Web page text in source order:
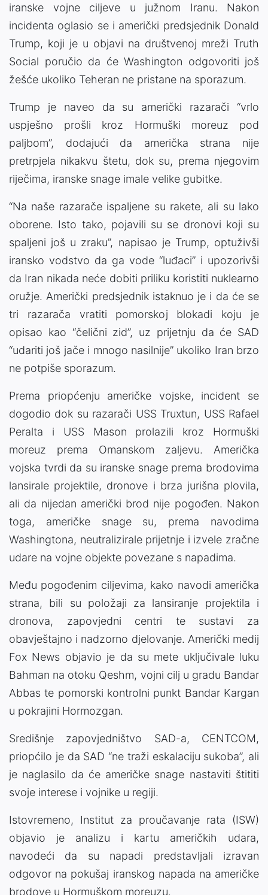
iranske vojne ciljeve u južnom Iranu. Nakon
incidenta oglasio se i američki predsjednik Donald
Trump, koji je u objavi na društvenoj mreži Truth
Social poručio da će Washington odgovoriti još
žešće ukoliko Teheran ne pristane na sporazum.
Trump je naveo da su američki razarači “vrlo
uspješno prošli kroz Hormuški moreuz pod
paljbom”, dodajući da američka strana nije
pretrpjela nikakvu štetu, dok su, prema njegovim
riječima, iranske snage imale velike gubitke.
“Na naše razarače ispaljene su rakete, ali su lako
oborene. Isto tako, pojavili su se dronovi koji su
spaljeni još u zraku”, napisao je Trump, optuživši
iransko vodstvo da ga vode “luđaci” i upozorivši
da Iran nikada neće dobiti priliku koristiti nuklearno
oružje. Američki predsjednik istaknuo je i da će se
tri razarača vratiti pomorskoj blokadi koju je
opisao kao “čelični zid”, uz prijetnju da će SAD
“udariti još jače i mnogo nasilnije” ukoliko Iran brzo
ne potpiše sporazum.
Prema priopćenju američke vojske, incident se
dogodio dok su razarači USS Truxtun, USS Rafael
Peralta i USS Mason prolazili kroz Hormuški
moreuz prema Omanskom zaljevu. Američka
vojska tvrdi da su iranske snage prema brodovima
lansirale projektile, dronove i brza jurišna plovila,
ali da nijedan američki brod nije pogođen. Nakon
toga, američke snage su, prema navodima
Washingtona, neutralizirale prijetnje i izvele zračne
udare na vojne objekte povezane s napadima.
Među pogođenim ciljevima, kako navodi američka
strana, bili su položaji za lansiranje projektila i
dronova, zapovjedni centri te sustavi za
obavještajno i nadzorno djelovanje. Američki medij
Fox News objavio je da su mete uključivale luku
Bahman na otoku Qeshm, vojni cilj u gradu Bandar
Abbas te pomorski kontrolni punkt Bandar Kargan
u pokrajini Hormozgan.
Središnje zapovjedništvo SAD-a, CENTCOM,
priopćilo je da SAD “ne traži eskalaciju sukoba”, ali
je naglasilo da će američke snage nastaviti štititi
svoje interese i vojnike u regiji.
Istovremeno, Institut za proučavanje rata (ISW)
objavio je analizu i kartu američkih udara,
navodeći da su napadi predstavljali izravan
odgovor na pokušaj iranskog napada na američke
brodove u Hormuškom moreuzu.